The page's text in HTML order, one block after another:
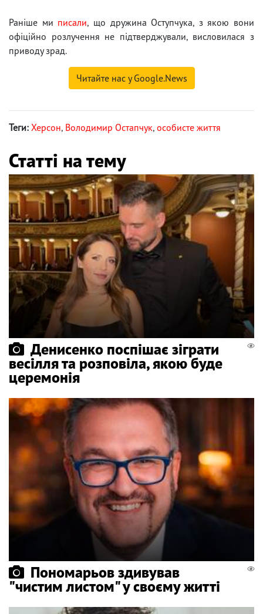
Раніше ми писали, що дружина Оступчука, з якою вони
офіційно розлучення не підтверджували, висловилася з
приводу зрад.
Читайте нас у Google.News
Теги: Херсон, Володимир Остапчук, особисте життя
Статті на тему
Денисенко поспішає зіграти
весілля та розповіла, якою буде
церемонія
Пономарьов здивував
"чистим листом" у своєму житті